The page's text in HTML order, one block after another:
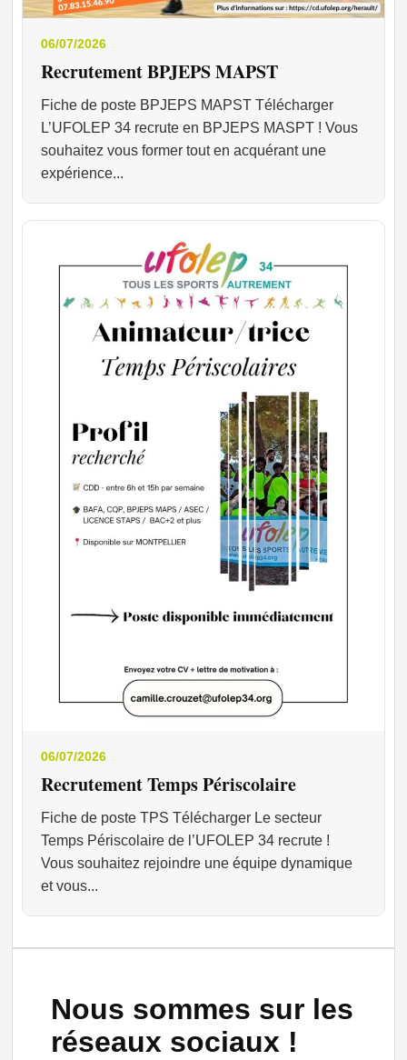
06/07/2026
Recrutement BPJEPS MAPST
Fiche de poste BPJEPS MAPST Télécharger
L’UFOLEP 34 recrute en BPJEPS MASPT ! Vous
souhaitez vous former tout en acquérant une
expérience...
06/07/2026
Recrutement Temps Périscolaire
Fiche de poste TPS Télécharger Le secteur
Temps Périscolaire de l’UFOLEP 34 recrute !
Vous souhaitez rejoindre une équipe dynamique
et vous...
Nous sommes sur les
réseaux sociaux !